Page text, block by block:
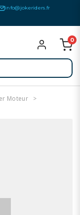
info@jokeriders.fr
0
Moteur